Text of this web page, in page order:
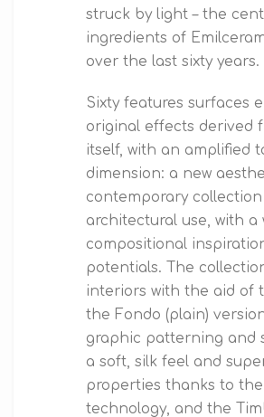
struck by light – the
ingredients of
over the last sixty years.
Sixty features surfaces
original effects derived
itself, with an amplified
dimension: a new
contemporary
architectural use, with a
compositional
potentials. The
interiors with the aid of
the Fondo (plain)
graphic patterning and
a soft, silk feel and
properties thanks to the
technology, and the